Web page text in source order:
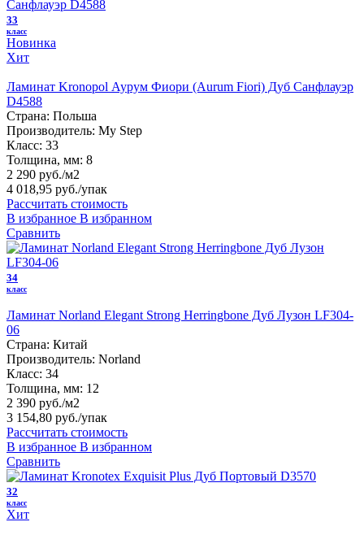
33
класс
Новинка
Хит
Ламинат Kronopol Аурум Фиори (Aurum Fiori) Дуб Санфлауэр
D4588
Страна: Польша
Производитель: My Step
Класс: 33
Толщина, мм: 8
2 290 руб./м2
4 018,95 руб./упак
Рассчитать стоимость
В избранное В избранном
Сравнить
34
класс
Ламинат Norland Elegant Strong Herringbone Дуб Лузон LF304-
06
Страна: Китай
Производитель: Norland
Класс: 34
Толщина, мм: 12
2 390 руб./м2
3 154,80 руб./упак
Рассчитать стоимость
В избранное В избранном
Сравнить
32
класс
Хит